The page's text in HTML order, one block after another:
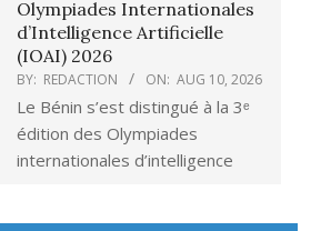
Olympiades Internationales
d’Intelligence Artificielle
(IOAI) 2026
BY: REDACTION ON: AUG 10, 2026
Le Bénin s’est distingué à la 3ᵉ
édition des Olympiades
internationales d’intelligence